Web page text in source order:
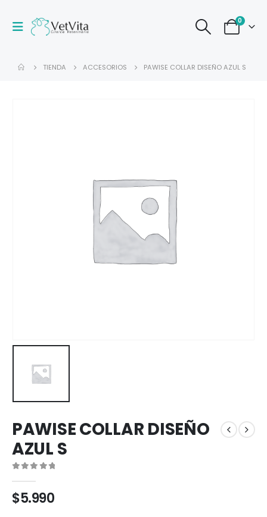
0
TIENDA ACCESORIOS PAWISE COLLAR DISEÑO AZUL S
PAWISE COLLAR DISEÑO
AZUL S
$5.990